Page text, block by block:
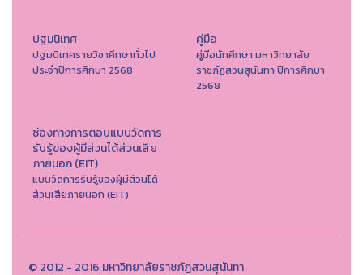
ปฐมนิเทศ
ปฐมนิเทศรายวิชาศึกษาทั่วไป
ประจำปีการศึกษา 2568
คู่มือ
คู่มือนักศึกษา มหาวิทยาลัย
ราชภัฏสวนสุนันทา ปีการศึกษา
2568
ช่องทางการตอบแบบวัดการ
รับรู้ของผู้มีส่วนได้ส่วนเสีย
ภายนอก (EIT)
แบบวัดการรับรู้ของผู้มีส่วนได้
ส่วนเสียภายนอก (EIT)
© 2012 - 2016 มหาวิทยาลัยราชภัฏสวนสุนันทา